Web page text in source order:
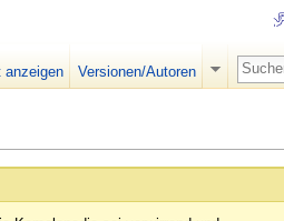
anzeigen Versionen/Autoren